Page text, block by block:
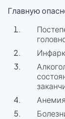
Главную